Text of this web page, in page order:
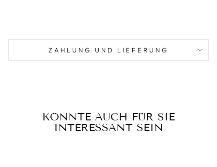
ZAHLUNG UND LIEFERUNG
KÖNNTE AUCH FÜR SIE
INTERESSANT SEIN